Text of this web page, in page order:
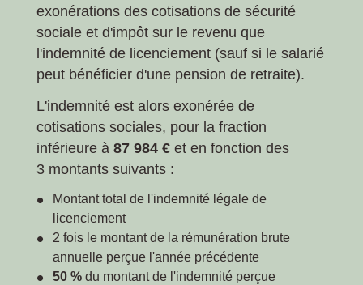
exonérations des cotisations de sécurité
sociale et d'impôt sur le revenu que
l'indemnité de licenciement (sauf si le salarié
peut bénéficier d'une pension de retraite).
L'indemnité est alors exonérée de
cotisations sociales, pour la fraction
inférieure à 87 984 € et en fonction des
3 montants suivants :
Montant total de l'indemnité légale de
licenciement
2 fois le montant de la rémunération brute
annuelle perçue l'année précédente
50 % du montant de l'indemnité perçue